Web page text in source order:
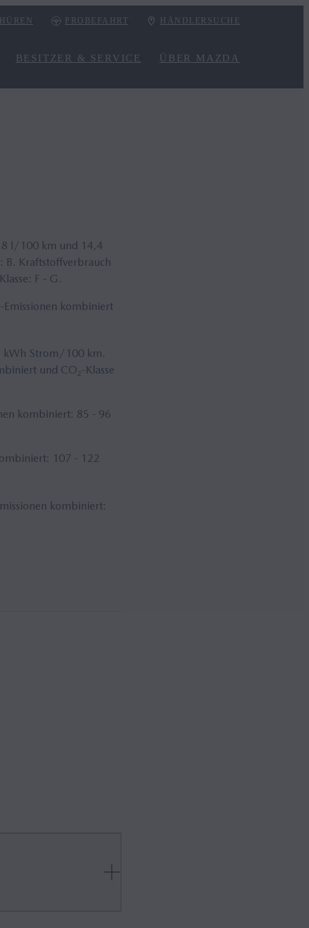
PROBEFAHRT HÄNDLERSUCHE
BESITZER & SERVICE ÜBER MAZDA
l/100 km und 14,4
Kraftstoffverbrauch
F - G.
-Emissionen kombiniert
kWh Strom/100 km.
und CO₂-Klasse
kombiniert: 85 - 96
107 - 122
kombiniert: